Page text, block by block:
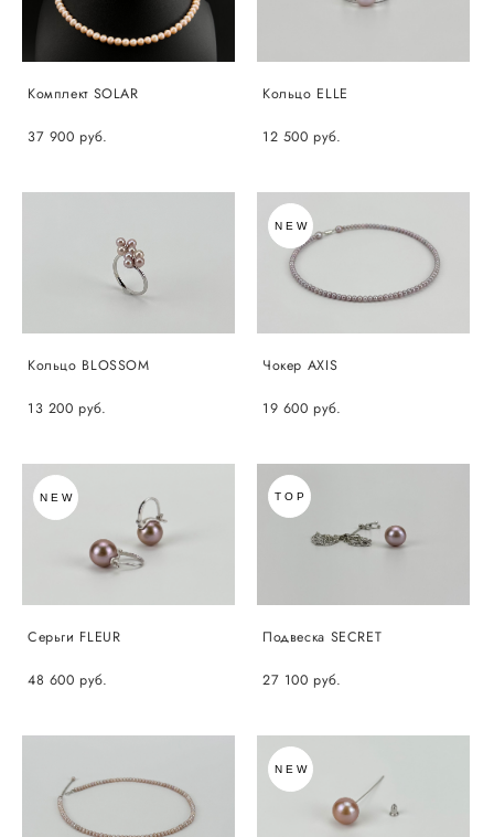
Комплект SOLAR
37 900 pуб.
Кольцо ELLE
12 500 pуб.
Кольцо BLOSSOM
13 200 pуб.
NEW
Чокер AXIS
19 600 pуб.
NEW
Серьги FLEUR
48 600 pуб.
TOP
Подвеска SECRET
27 100 pуб.
NEW